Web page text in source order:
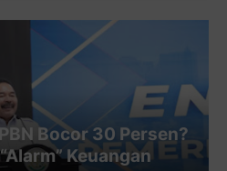
Bocor 30 Persen?
Keuangan